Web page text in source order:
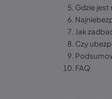
Gdzie jest
Jak
Czy
FAQ